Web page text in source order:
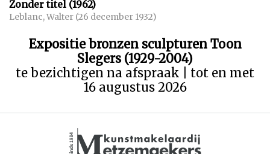
Zonder titel (1962)
Leblanc, Walter (26 december 1932)
Expositie bronzen sculpturen Toon
Slegers (1929-2004)
te bezichtigen na afspraak | tot en met
16 augustus 2026